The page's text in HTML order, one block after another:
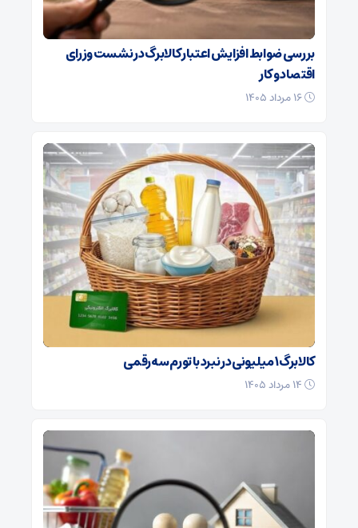
بررسی ضوابط افزایش اعتبار کالابرگ در نشست وزرای
اقتصاد و کار
کالابرگ ۱ میلیونی در نبرد با تورم سه‌رقمی